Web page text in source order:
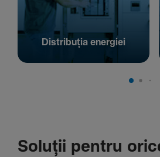
Distribuția energiei
Soluții pentru